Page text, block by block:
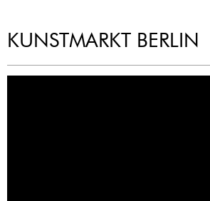
KUNSTMARKT BERLIN